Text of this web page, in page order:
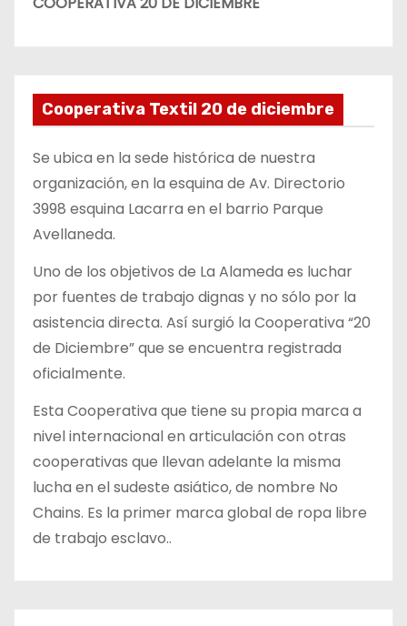
Cooperativa Textil 20 de diciembre
Se ubica en la sede histórica de nuestra
organización, en la esquina de Av. Directorio
3998 esquina Lacarra en el barrio Parque
Avellaneda.
Uno de los objetivos de La Alameda es luchar
por fuentes de trabajo dignas y no sólo por la
asistencia directa. Así surgió la Cooperativa “20
de Diciembre” que se encuentra registrada
oficialmente.
Esta Cooperativa que tiene su propia marca a
nivel internacional en articulación con otras
cooperativas que llevan adelante la misma
lucha en el sudeste asiático, de nombre No
Chains. Es la primer marca global de ropa libre
de trabajo esclavo..